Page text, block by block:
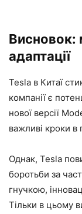
Висновок:
адаптації
Tesla в Китаї
компанії є
нової версії
важливі кроки
Однак, Tesla
боротьби за
гнучкою,
Тільки в цьому